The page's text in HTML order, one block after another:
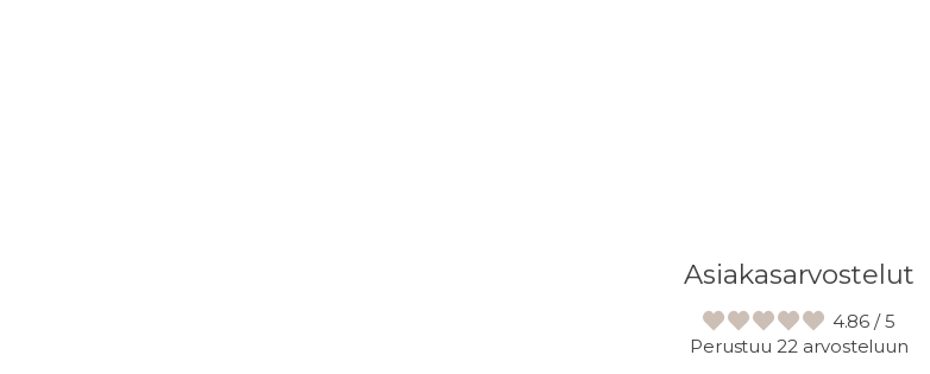
Asiakasarvostelut
4.86 / 5
Perustuu 22 arvosteluun